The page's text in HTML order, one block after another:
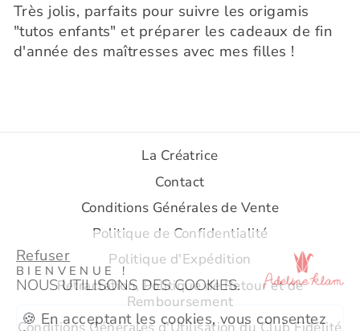
Très jolis, parfaits pour suivre les origamis
"tutos enfants" et préparer les cadeaux de fin
d'année des maîtresses avec mes filles !
La Créatrice
Contact
Conditions Générales de Vente
Politique de Confidentialité
Politique d'Expédition
Rétractation, Politique de Retour et de
Remboursement
Conditions Générales d'Utilisation du Club Fidélité
Refuser
BIENVENUE !
NOUS UTILISONS DES COOKIES.
🍪 En acceptant les cookies, vous consentez
.